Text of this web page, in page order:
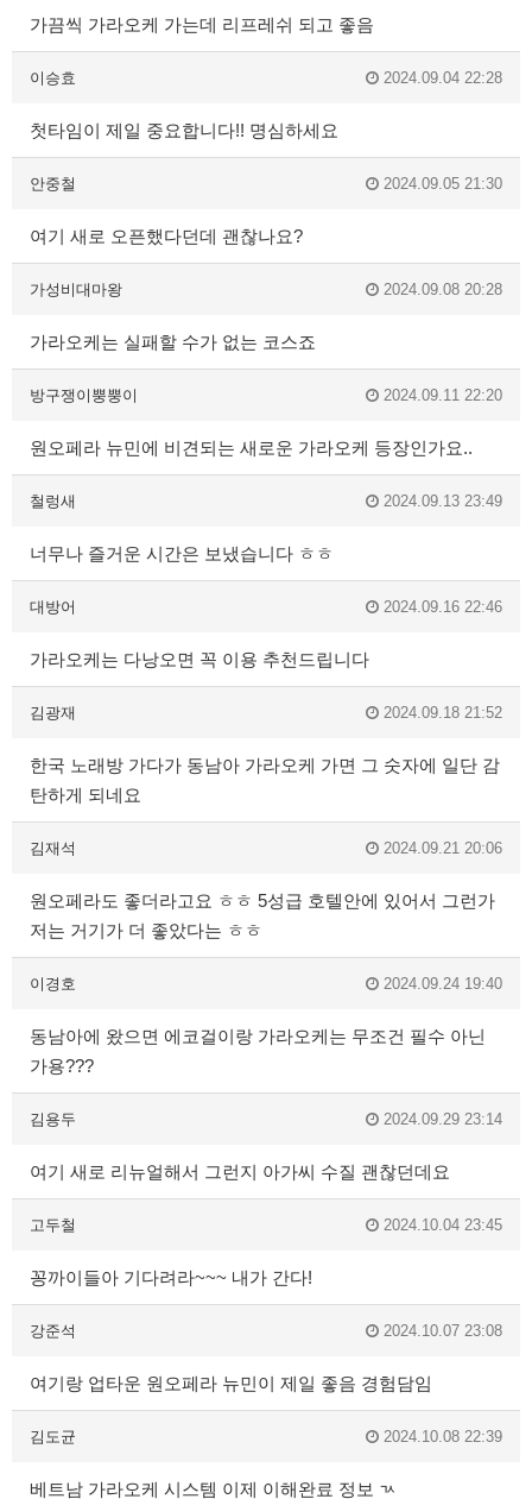
가끔씩 가라오케 가는데 리프레쉬 되고 좋음
이승효 2024.09.04 22:28
첫타임이 제일 중요합니다!! 명심하세요
안중철 2024.09.05 21:30
여기 새로 오픈했다던데 괜찮나요?
가성비대마왕 2024.09.08 20:28
가라오케는 실패할 수가 없는 코스죠
방구쟁이뿡뿡이 2024.09.11 22:20
원오페라 뉴민에 비견되는 새로운 가라오케 등장인가요..
철렁새 2024.09.13 23:49
너무나 즐거운 시간은 보냈습니다 ㅎㅎ
대방어 2024.09.16 22:46
가라오케는 다낭오면 꼭 이용 추천드립니다
김광재 2024.09.18 21:52
한국 노래방 가다가 동남아 가라오케 가면 그 숫자에 일단 감
탄하게 되네요
김재석 2024.09.21 20:06
원오페라도 좋더라고요 ㅎㅎ 5성급 호텔안에 있어서 그런가
저는 거기가 더 좋았다는 ㅎㅎ
이경호 2024.09.24 19:40
동남아에 왔으면 에코걸이랑 가라오케는 무조건 필수 아닌
가용???
김용두 2024.09.29 23:14
여기 새로 리뉴얼해서 그런지 아가씨 수질 괜찮던데요
고두철 2024.10.04 23:45
꽁까이들아 기다려라~~~ 내가 간다!
강준석 2024.10.07 23:08
여기랑 업타운 원오페라 뉴민이 제일 좋음 경험담임
김도균 2024.10.08 22:39
베트남 가라오케 시스템 이제 이해완료 정보 ㄳ